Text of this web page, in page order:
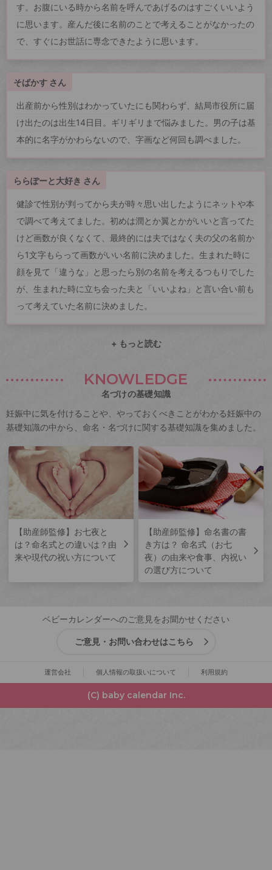
す。お腹にいる時から名前を呼んであげるのはすごくいいよう
に思います。産んだ後に名前のことで考えることがなかったの
で、すぐにお世話に専念できたように思います。
そばかす さん
出産前から性別はわかっていたにも関わらず、結局市役所に届
け出たのは出生14日目。ギリギリまで悩みました。男の子は基
本的に名字がかわらないので、字画など何回も調べました。
ららぽーと大好き さん
健診で性別が判ってから夫が時々思い出したようにネットや本
で調べて考えてました。初めは潤とか翼とかがいいと言ってた
けど画数が良くなくて、最終的には夫ではなく夫の父の名前か
ら1文字もらって画数がいい名前に決めました。生まれた時に
顔を見て「違うな」と思ったら別の名前を考えるつもりでした
が、生まれた時に立ち会った夫と「いいよね」と言い合い前も
って考えていた名前に決めました。
+ もっと読む
KNOWLEDGE
名づけの基礎知識
妊娠中に気を付けることや、やっておくべきことがわかる妊娠中の
基礎知識の中から、命名・名づけに関する基礎知識を集めました。
【助産師監修】お七夜と
は？命名式との違いは？由
来や現代の祝い方について
【助産師監修】命名書の書
き方は？ 命名式（お七
夜）の由来や食事、内祝い
の選び方について
ベビーカレンダーへのご意見をお聞かせください
ご意見・お問い合わせはこちら
運営会社 個人情報の取扱いについて 利用規約
(C) baby calendar Inc.